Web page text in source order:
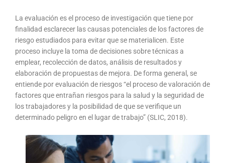
La evaluación es el proceso de investigación que tiene por
finalidad esclarecer las causas potenciales de los factores de
riesgo estudiados para evitar que se materialicen. Este
proceso incluye la toma de decisiones sobre técnicas a
emplear, recolección de datos, análisis de resultados y
elaboración de propuestas de mejora. De forma general, se
entiende por evaluación de riesgos “el proceso de valoración de
factores que entrañan riesgos para la salud y la seguridad de
los trabajadores y la posibilidad de que se verifique un
determinado peligro en el lugar de trabajo” (SLIC, 2018).